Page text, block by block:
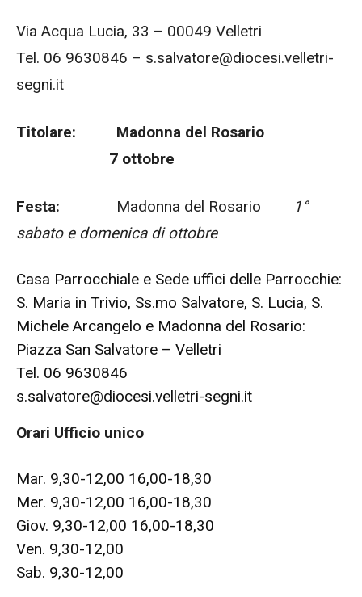
Via Acqua Lucia, 33 – 00049 Velletri
Tel. 06 9630846 – s.salvatore@diocesi.velletri-
segni.it
Titolare: Madonna del Rosario
7 ottobre
Festa: Madonna del Rosario
1°
sabato e domenica di ottobre
Casa Parrocchiale e Sede uffici delle Parrocchie:
S. Maria in Trivio, Ss.mo Salvatore, S. Lucia, S.
Michele Arcangelo e Madonna del Rosario:
Piazza San Salvatore – Velletri
Tel. 06 9630846
s.salvatore@diocesi.velletri-segni.it
Orari Ufficio unico
Mar. 9,30-12,00 16,00-18,30
Mer. 9,30-12,00 16,00-18,30
Giov. 9,30-12,00 16,00-18,30
Ven. 9,30-12,00
Sab. 9,30-12,00